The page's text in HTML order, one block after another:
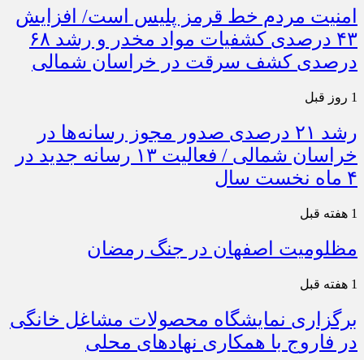
امنیت مردم خط قرمز پلیس است/ افزایش
۴۳ درصدی کشفیات مواد مخدر و رشد ۶۸
درصدی کشف سرقت در خراسان شمالی
1 روز قبل
رشد ۲۱ درصدی صدور مجوز رسانه‌ها در
خراسان شمالی / فعالیت ۱۳ رسانه جدید در
۴ ماه نخست سال
1 هفته قبل
مظلومیت اصفهان در جنگ رمضان
1 هفته قبل
برگزاری نمایشگاه محصولات مشاغل خانگی
در فاروج با همکاری نهادهای محلی